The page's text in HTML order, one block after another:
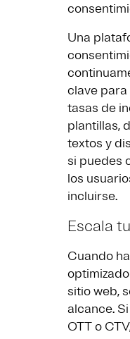
Una
clave para
tasas de
plantillas,
textos y
si puedes
los
incluirse.
Escala
Cuando
sitio web,
alcance.
OTT o